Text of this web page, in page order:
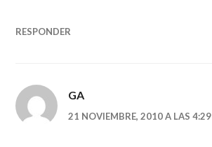
RESPONDER
GA
21 NOVIEMBRE, 2010 A LAS 4:29